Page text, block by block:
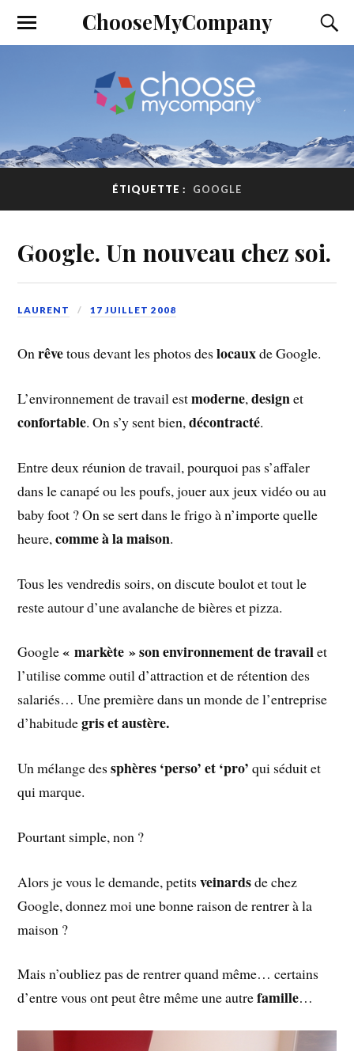
ChooseMyCompany
ÉTIQUETTE : GOOGLE
Google. Un nouveau chez soi.
LAURENT 17 JUILLET 2008
Onrêvetous devant les photos deslocauxde Google.
L’environnement de travail estmoderne,designet
confortable. On s’y sent bien,décontracté.
Entre deux réunion de travail, pourquoi pas s’affaler
dans le canapé ou les poufs, jouer aux jeux vidéo ou au
baby foot ? On se sert dans le frigo à n’importe quelle
heure,comme à la maison.
Tous les vendredis soirs, on discute boulot et tout le
reste autour d’une avalanche de bières et pizza.
Google« markète » son environnement de travailet
l’utilise comme outil d’attraction et de rétention des
salariés… Une première dans un monde de l’entreprise
d’habitudegris et austère.
Un mélange dessphères ‘perso’ et ‘pro’qui séduit et
qui marque.
Pourtant simple, non ?
Alors je vous le demande, petitsveinardsde chez
Google, donnez moi une bonne raison de rentrer à la
maison ?
Mais n’oubliez pas de rentrer quand même… certains
d’entre vous ont peut être même une autrefamille…